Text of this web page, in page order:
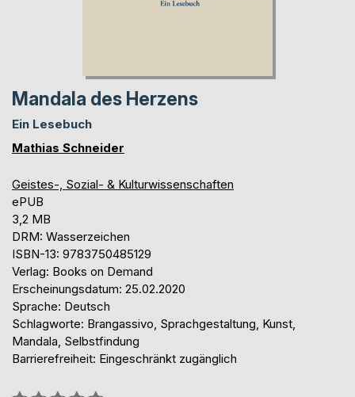
Mandala des Herzens
Ein Lesebuch
Mathias Schneider
Geistes-, Sozial- & Kulturwissenschaften
ePUB
3,2 MB
DRM: Wasserzeichen
ISBN-13: 9783750485129
Verlag: Books on Demand
Erscheinungsdatum: 25.02.2020
Sprache: Deutsch
Schlagworte: Brangassivo, Sprachgestaltung, Kunst,
Mandala, Selbstfindung
Barrierefreiheit: Eingeschränkt zugänglich